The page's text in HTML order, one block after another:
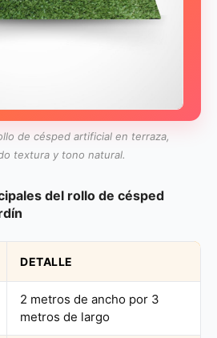
de césped artificial en terraza,
textura y tono natural.
del rollo de césped
DETALLE
2 metros de ancho por 3
metros de largo